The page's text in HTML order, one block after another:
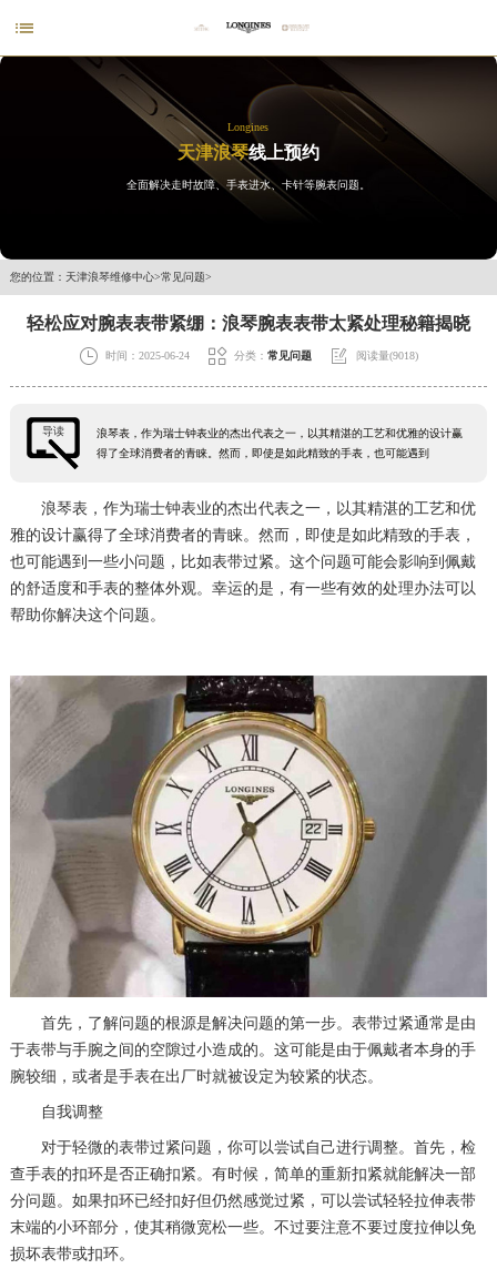

Longines
天津浪琴线上预约
全面解决走时故障、手表进水、卡针等腕表问题。
您的位置： 天津浪琴维修中心>常见问题>
轻松应对腕表表带紧绷：浪琴腕表表带太紧处理秘籍揭晓
 时间：2025-06-24  分类： 常见问题  阅读量(9018)
导读
浪琴表，作为瑞士钟表业的杰出代表之一，以其精湛的工艺和优雅的设计赢
得了全球消费者的青睐。然而，即使是如此精致的手表，也可能遇到
浪琴表，作为瑞士钟表业的杰出代表之一，以其精湛的工艺和优
雅的设计赢得了全球消费者的青睐。然而，即使是如此精致的手表，
也可能遇到一些小问题，比如表带过紧。这个问题可能会影响到佩戴
的舒适度和手表的整体外观。幸运的是，有一些有效的处理办法可以
帮助你解决这个问题。
首先，了解问题的根源是解决问题的第一步。表带过紧通常是由
于表带与手腕之间的空隙过小造成的。这可能是由于佩戴者本身的手
腕较细，或者是手表在出厂时就被设定为较紧的状态。
自我调整
对于轻微的表带过紧问题，你可以尝试自己进行调整。首先，检
查手表的扣环是否正确扣紧。有时候，简单的重新扣紧就能解决一部
分问题。如果扣环已经扣好但仍然感觉过紧，可以尝试轻轻拉伸表带
末端的小环部分，使其稍微宽松一些。不过要注意不要过度拉伸以免
损坏表带或扣环。